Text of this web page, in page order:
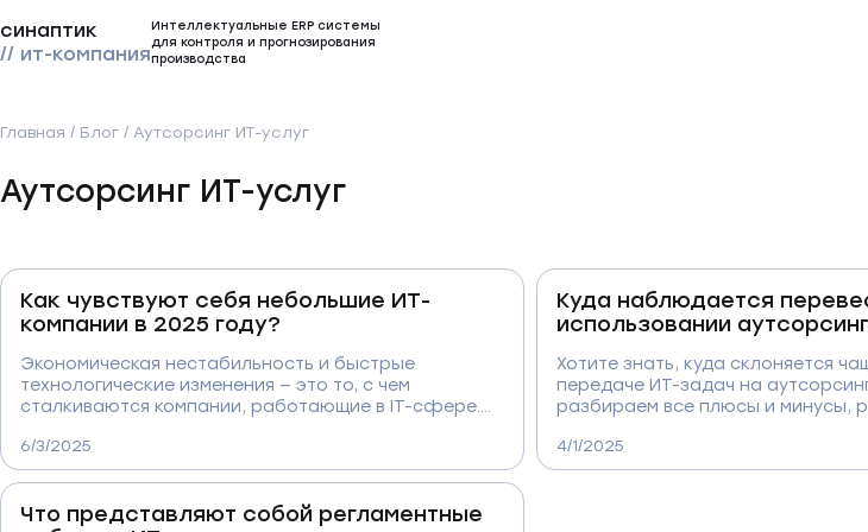
синаптик
// ит-компания
Интеллектуальные ERP системы
для контроля и прогнозирования
производства
Главная / Блог / Аутсорсинг ИТ-услуг
Аутсорсинг ИТ-услуг
Как чувствуют себя небольшие ИТ-
компании в 2025 году?
Экономическая нестабильность и быстрые
технологические изменения — это то, с чем
сталкиваются компании, работающие в IT-сфере.
вызовы и продолжает двигаться вперед? Мы
встретились с экспертами из IT- компаний, чтобы
помогает им оставаться на плаву.
6/3/2025
Куда наблюдается
использовании
Хотите знать, куда склоняется
передаче ИТ-задач на
разбираем все плюсы и минусы,
практические советы по выбору
провайдера. Узнайте, как
4/1/2025
Что представляют собой регламентные